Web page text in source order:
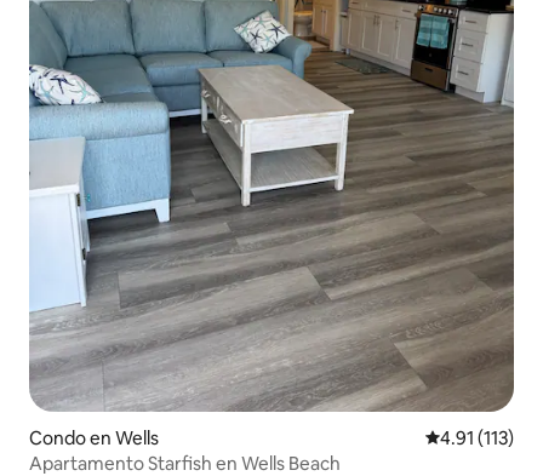
Condo en Wells Calificación
4.91 (113)
Apartamento Starfish en Wells Beach